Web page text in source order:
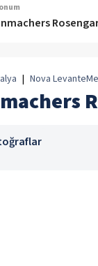
| Nova Levante